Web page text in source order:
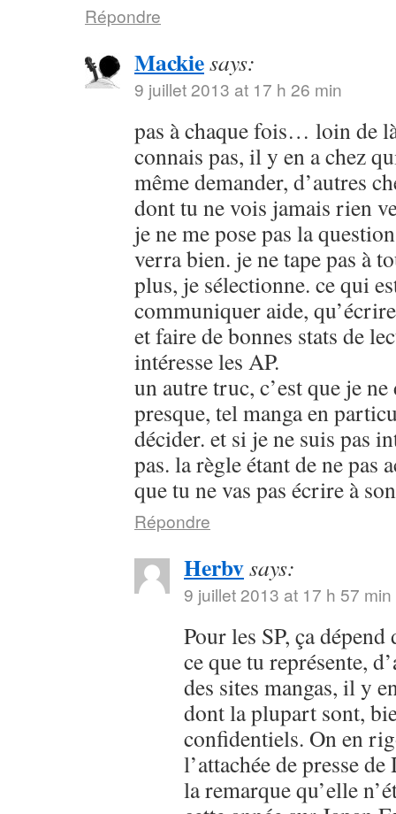
Répondre
Mackiesays:
9 juillet 2013 at 17 h 26 min
pas à chaque fois… loin de
connais pas, il y en a chez
même demander, d’autres
dont tu ne vois jamais rien
je ne me pose pas la
verra bien. je ne tape pas à
plus, je sélectionne. ce qui
communiquer aide,
et faire de bonnes stats de
intéresse les AP.
un autre truc, c’est que je
presque, tel manga en
décider. et si je ne suis pas
pas. la règle étant de ne pas
que tu ne vas pas écrire à
Répondre
Herbvsays:
9 juillet 2013 at 17 h 57 min
Pour les SP, ça
ce que tu représente,
des sites mangas, il y
dont la plupart sont,
confidentiels. On en
l’attachée de presse
la remarque qu’elle